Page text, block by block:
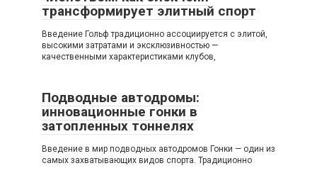
трансформирует элитный спорт
Введение Гольф традиционно ассоциируется с элитой,
высокими затратами и эксклюзивностью —
качественными характеристиками клубов,
Подводные автодромы:
инновационные гонки в
затопленных тоннелях
Введение в мир подводных автодромов Гонки — один из
самых захватывающих видов спорта. Традиционно